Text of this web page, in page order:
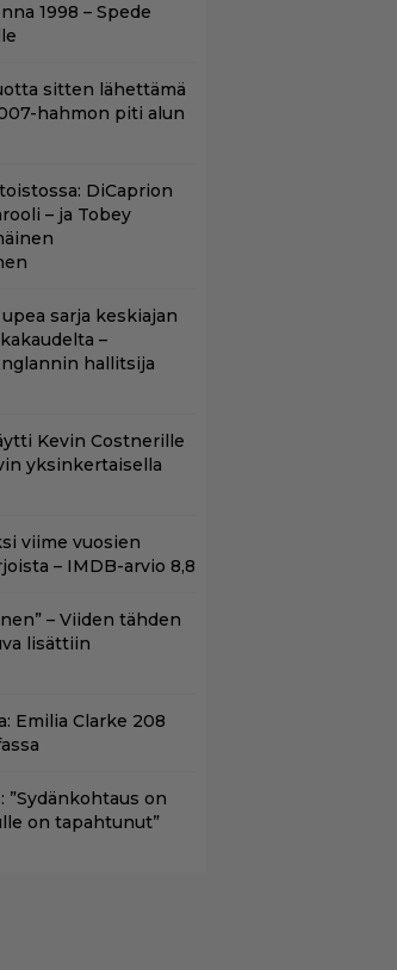
1998 – Spede
sitten lähettämä
hahmon piti alun
DiCaprion
– ja Tobey
sarja keskiajan
–
hallitsija
Kevin Costnerille
yksinkertaisella
viime vuosien
– IMDB-arvio 8,8
– Viiden tähden
lisättiin
Emilia Clarke 208
”Sydänkohtaus on
on tapahtunut”